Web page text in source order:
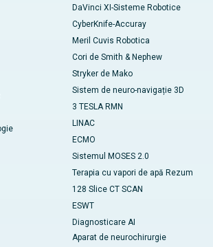
DaVinci XI-Sisteme Robotice
CyberKnife-Accuray
Meril Cuvis Robotica
Cori de Smith & Nephew
Stryker de Mako
Sistem de neuro-navigație 3D
3 TESLA RMN
LINAC
ECMO
Sistemul MOSES 2.0
Terapia cu vapori de apă Rezum
128 Slice CT SCAN
ESWT
Diagnosticare AI
Aparat de neurochirurgie